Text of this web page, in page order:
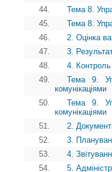
44.
Тема 8.
45.
Тема 8.
46.
2. Оцінка
47.
3.
48.
4. Контроль
49.
Тема 9.
комунікаціями
50.
Тема 9.
комунікаціями
51.
2.
52.
3.
53.
4.
54.
5.